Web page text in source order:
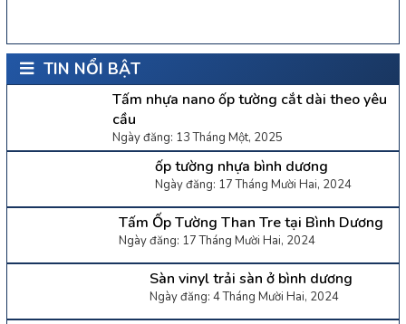
TIN NỔI BẬT
Tấm nhựa nano ốp tường cắt dài theo yêu
cầu
Ngày đăng: 13 Tháng Một, 2025
ốp tường nhựa bình dương
Ngày đăng: 17 Tháng Mười Hai, 2024
Tấm Ốp Tường Than Tre tại Bình Dương
Ngày đăng: 17 Tháng Mười Hai, 2024
Sàn vinyl trải sàn ở bình dương
Ngày đăng: 4 Tháng Mười Hai, 2024